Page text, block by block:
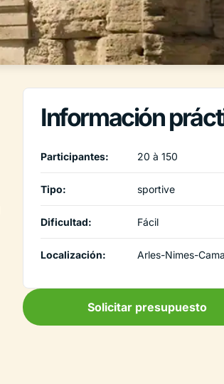
Información
Participantes: 20 à 150
Tipo: sportive
Dificultad: Fácil
Localización: Arles-Nimes-
Solicitar presupuesto